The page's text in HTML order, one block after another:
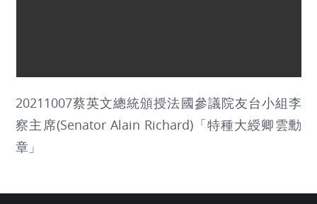
20211007蔡英文總統頒授法國參議院友台小組李
察主席(Senator Alain Richard)「特種大綬卿雲勳
章」